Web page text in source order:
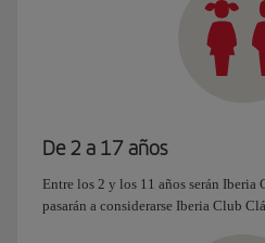
De 2 a 17 años
Entre los 2 y los 11 años serán
pasarán a considerarse Iberia Club